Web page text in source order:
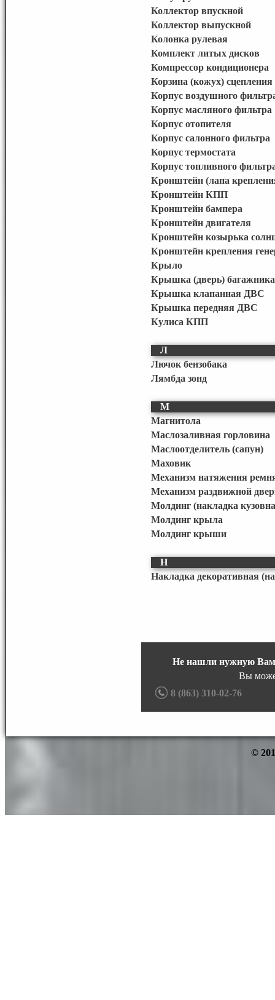
Коллектор впускной
Коллектор выпускной
Колонка рулевая
Комплект литых дисков
Компрессор кондиционера
Корзина (кожух) сцепления
Корпус воздушного
Корпус масляного фильтра
Корпус отопителя
Корпус салонного фильтра
Корпус термостата
Корпус топливного
Кронштейн (лапа
Кронштейн КПП
Кронштейн бампера
Кронштейн двигателя
Кронштейн козырька
Кронштейн крепления
Крыло
Крышка (дверь) багажника
Крышка клапанная ДВС
Крышка передняя ДВС
Кулиса КПП
Л
Лючок бензобака
Лямбда зонд
М
Магнитола
Маслозаливная горловина
Маслоотделитель (сапун)
Маховик
Механизм натяжения
Механизм раздвижной
Молдинг (накладка
Молдинг крыла
Молдинг крыши
Н
Накладка декоративная
Не нашли нужную Вам
Вы
8 (863) 310-02-76
©